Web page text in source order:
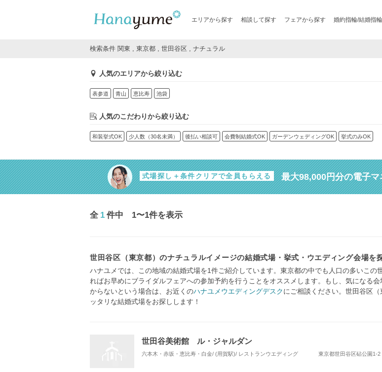
エリアから探す 相談して探す フェアから探す 婚約指輪/結婚指輪
検索条件 関東 , 東京都 , 世田谷区 , ナチュラル
人気のエリアから絞り込む
表参道 青山 恵比寿 池袋
人気のこだわりから絞り込む
和装挙式OK 少人数（30名未満） 後払い相談可 会費制結婚式OK ガーデンウェディングOK 挙式のみOK
式場探し＋条件クリアで全員もらえる 最大98,000円分の電子マ
全 1 件中 1〜1件を表示
世田谷区（東京都）のナチュラルイメージの結婚式場・挙式・ウエディング会場を
ハナユメでは、この地域の結婚式場を1件ご紹介しています。東京都の中でも人口の多いこ
ればお早めにブライダルフェアへの参加予約を行うことをオススメします。もし、気になる
からないという場合は、お近くのハナユメウエディングデスクにご相談ください。世田谷区
ッタリな結婚式場をお探しします！
世田谷美術館 ル・ジャルダン
六本木・赤坂・恵比寿・白金/ (用賀駅)/ レストランウエディング 東京都世田谷区砧公園1-2